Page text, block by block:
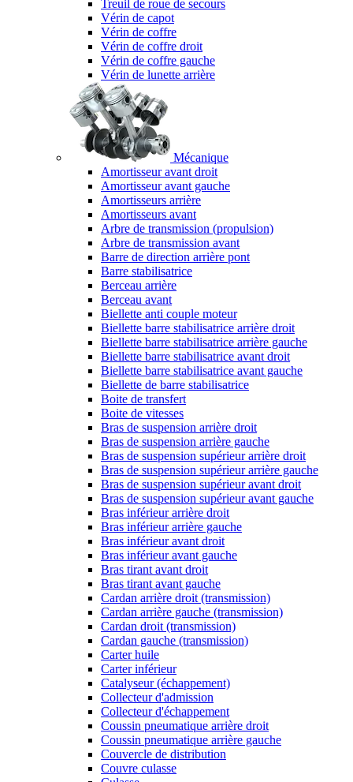
Treuil de roue de secours
Vérin de capot
Vérin de coffre
Vérin de coffre droit
Vérin de coffre gauche
Vérin de lunette arrière
Mécanique
Amortisseur avant droit
Amortisseur avant gauche
Amortisseurs arrière
Amortisseurs avant
Arbre de transmission (propulsion)
Arbre de transmission avant
Barre de direction arrière pont
Barre stabilisatrice
Berceau arrière
Berceau avant
Biellette anti couple moteur
Biellette barre stabilisatrice arrière droit
Biellette barre stabilisatrice arrière gauche
Biellette barre stabilisatrice avant droit
Biellette barre stabilisatrice avant gauche
Biellette de barre stabilisatrice
Boite de transfert
Boite de vitesses
Bras de suspension arrière droit
Bras de suspension arrière gauche
Bras de suspension supérieur arrière droit
Bras de suspension supérieur arrière gauche
Bras de suspension supérieur avant droit
Bras de suspension supérieur avant gauche
Bras inférieur arrière droit
Bras inférieur arrière gauche
Bras inférieur avant droit
Bras inférieur avant gauche
Bras tirant avant droit
Bras tirant avant gauche
Cardan arrière droit (transmission)
Cardan arrière gauche (transmission)
Cardan droit (transmission)
Cardan gauche (transmission)
Carter huile
Carter inférieur
Catalyseur (échappement)
Collecteur d'admission
Collecteur d'échappement
Coussin pneumatique arrière droit
Coussin pneumatique arrière gauche
Couvercle de distribution
Couvre culasse